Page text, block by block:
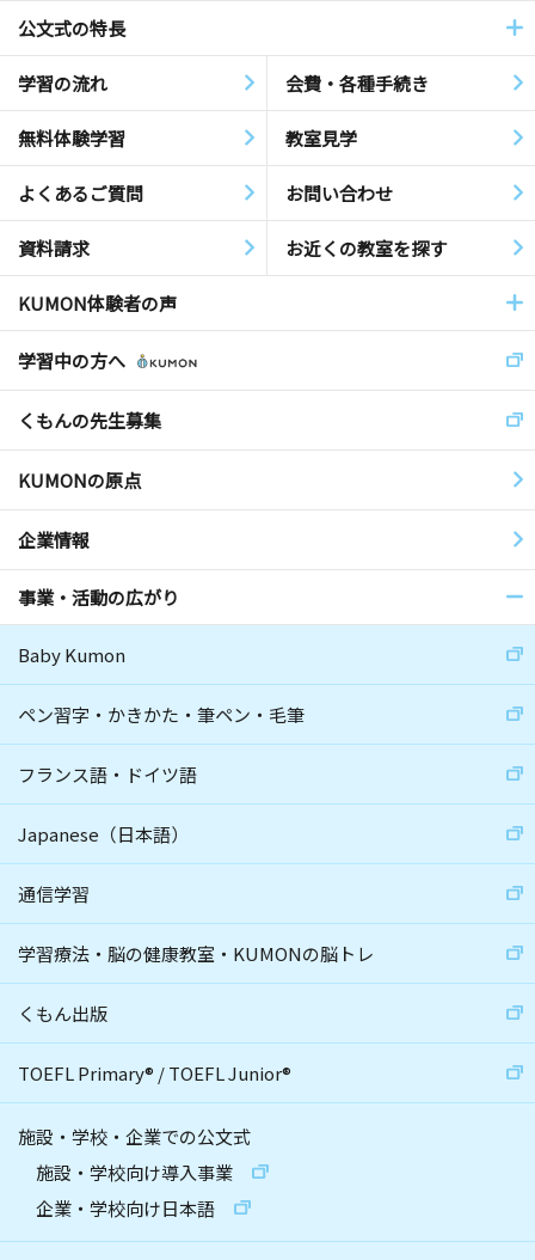
公文式の特長
学習の流れ 会費・各種手続き
無料体験学習 教室見学
よくあるご質問 お問い合わせ
資料請求 お近くの教室を探す
KUMON体験者の声
学習中の方へ
くもんの先生募集
KUMONの原点
企業情報
事業・活動の広がり
Baby Kumon
ペン習字・かきかた・筆ペン・毛筆
フランス語・ドイツ語
Japanese（日本語）
通信学習
学習療法・脳の健康教室・KUMONの脳トレ
くもん出版
TOEFL Primary® /TOEFL Junior®
施設・学校・企業での公文式
施設・学校向け導入事業
企業・学校向け日本語